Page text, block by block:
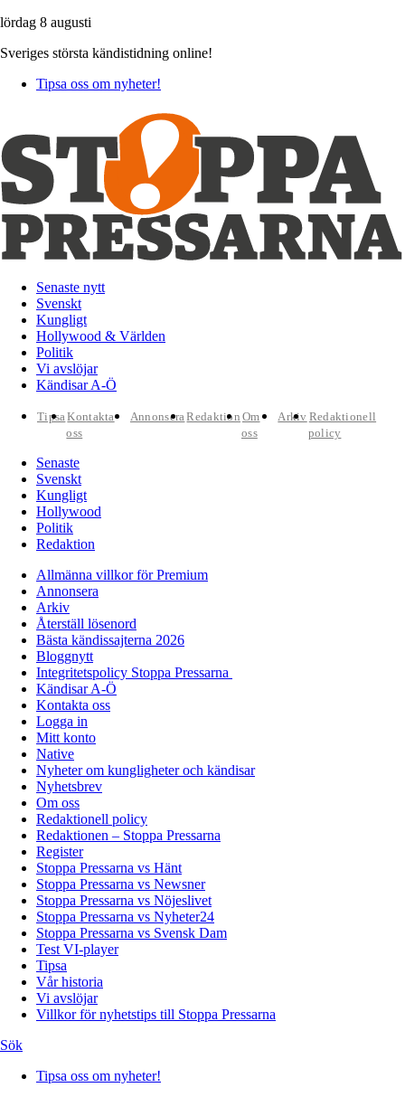
lördag 8 augusti
Sveriges största kändistidning online!
Tipsa oss om nyheter!
Senaste nytt
Svenskt
Kungligt
Hollywood & Världen
Politik
Vi avslöjar
Kändisar A-Ö
TipsaKontakta
oss
AnnonseraRedaktion Om
oss
Arkiv Redaktionell
policy
Senaste
Svenskt
Kungligt
Hollywood
Politik
Redaktion
Allmänna villkor för Premium
Annonsera
Arkiv
Återställ lösenord
Bästa kändissajterna 2026
Bloggnytt
Integritetspolicy Stoppa Pressarna
Kändisar A-Ö
Kontakta oss
Logga in
Mitt konto
Native
Nyheter om kungligheter och kändisar
Nyhetsbrev
Om oss
Redaktionell policy
Redaktionen – Stoppa Pressarna
Register
Stoppa Pressarna vs Hänt
Stoppa Pressarna vs Newsner
Stoppa Pressarna vs Nöjeslivet
Stoppa Pressarna vs Nyheter24
Stoppa Pressarna vs Svensk Dam
Test VI-player
Tipsa
Vår historia
Vi avslöjar
Villkor för nyhetstips till Stoppa Pressarna
Sök
Tipsa oss om nyheter!